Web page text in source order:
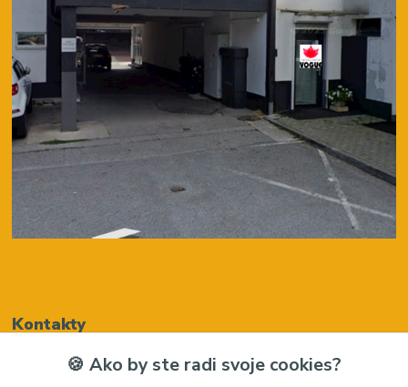
Kontakty
🍪 Ako by ste radi svoje cookies?